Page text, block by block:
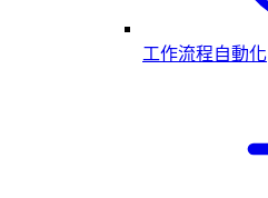
工作流程自動化